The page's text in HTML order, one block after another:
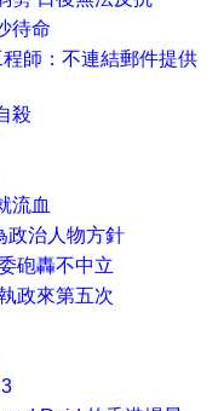
待命
師：不連結郵件提供
殺
流血
政治人物方針
砲轟不中立
政來第五次